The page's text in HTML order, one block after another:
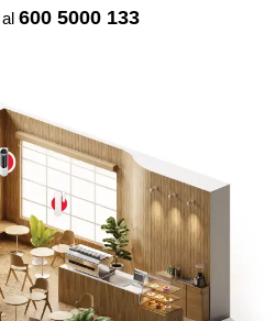
600 5000 133